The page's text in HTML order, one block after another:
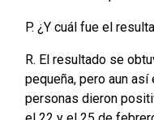
P. ¿Y cuál fue el
R. El resultado se
pequeña, pero aun
personas dieron